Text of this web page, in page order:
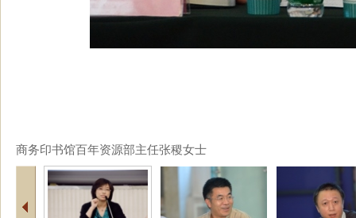
商务印书馆百年资源部主任张稷女士